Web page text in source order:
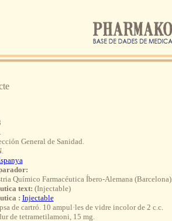
General de Sanidad.
Químico Farmacéutica Íbero-Alemana (Barcelona).
text: (Injectable)
: Injectable
de cartró. 10 ampul·les de vidre incolor de 2 c.c.
de tetrametilamoni, 15 mg.